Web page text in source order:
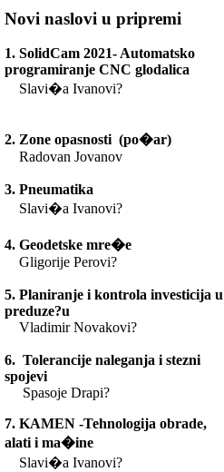
Novi naslovi u pripremi
1. SolidCam 2021- Automatsko
programiranje CNC glodalica
Slavi�a Ivanovi?
2. Zone opasnosti (po�ar)
Radovan Jovanov
3. Pneumatika
Slavi�a Ivanovi?
4. Geodetske mre�e
Gligorije Perovi?
5. Planiranje i kontrola investicija u
preduze?u
Vladimir Novakovi?
6. Tolerancije naleganja i stezni
spojevi
Spasoje Drapi?
7. KAMEN -Tehnologija obrade,
alati i ma�ine
Slavi�a Ivanovi?